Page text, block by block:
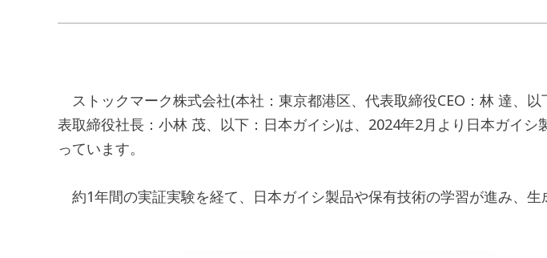
ストックマーク株式会社(本社：東京都港区、代表取締役CEO：林 達、
表取締役社長：小林 茂、以下：日本ガイシ)は、2024年2月より日本ガイ
っています。
約1年間の実証実験を経て、日本ガイシ製品や保有技術の学習が進み、